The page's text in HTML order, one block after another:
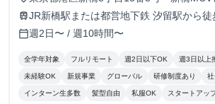
trainJR新橋駅または都営地下鉄 汐留駅から徒
calendar_today週2日〜 / 週10時間〜
全学年対象 フルリモート 週2日以下OK 週3日以上
未経験OK 新規事業 グローバル 研修制度あり
インターン生多数 髪型自由 私服OK スタートアッ